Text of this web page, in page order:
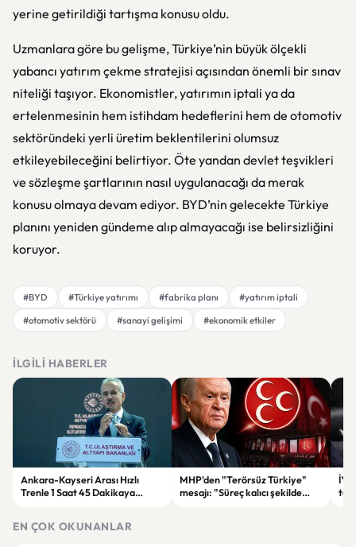
yerine getirildiği tartışma konusu oldu.
Uzmanlara göre bu gelişme, Türkiye’nin büyük ölçekli
yabancı yatırım çekme stratejisi açısından önemli bir sınav
niteliği taşıyor. Ekonomistler, yatırımın iptali ya da
ertelenmesinin hem istihdam hedeflerini hem de otomotiv
sektöründeki yerli üretim beklentilerini olumsuz
etkileyebileceğini belirtiyor. Öte yandan devlet teşvikleri
ve sözleşme şartlarının nasıl uygulanacağı da merak
konusu olmaya devam ediyor. BYD’nin gelecekte Türkiye
planını yeniden gündeme alıp almayacağı ise belirsizliğini
koruyor.
#BYD #Türkiye yatırımı #fabrika planı
#yatırım iptali
#otomotiv sektörü
#sanayi gelişimi #ekonomik etkiler
İLGILI HABERLER
Ankara-Kayseri Arası Hızlı
Trenle 1 Saat 45 Dakikaya
MHP'den "Terörsüz Türkiye"
mesajı: "Süreç kalıcı şekilde
İYİ
EN ÇOK OKUNANLAR